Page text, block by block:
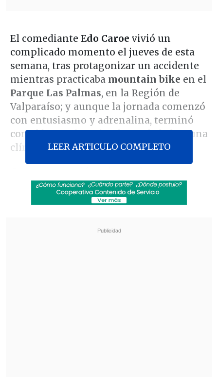
El comediante Edo Caroe vivió un
complicado momento el jueves de esta
semana, tras protagonizar un accidente
mientras practicaba mountain bike en el
Parque Las Palmas, en la Región de
Valparaíso; y aunque la jornada comenzó
con entusiasmo y adrenalina, terminó
con el humorista siendo trasladado a una
clínica tras una violenta caída.
a través de Instagram, donde se mostró
disfrutando del descenso en uno de los
bajaditas en este sendero" y "esta es una
LEER ARTICULO COMPLETO